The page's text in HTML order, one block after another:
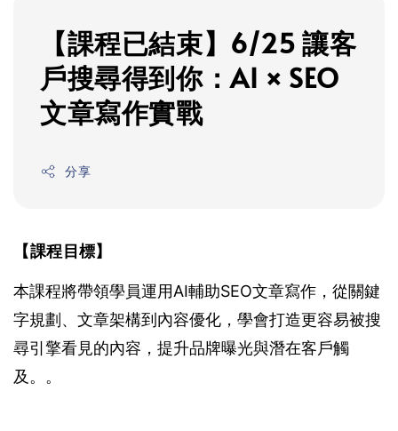
【課程已結束】6/25 讓客
戶搜尋得到你：AI × SEO
文章寫作實戰
分享
【課程目標】
本課程將帶領學員運用AI輔助SEO文章寫作，從關鍵
字規劃、文章架構到內容優化，學會打造更容易被搜
尋引擎看見的內容，提升品牌曝光與潛在客戶觸
及。。